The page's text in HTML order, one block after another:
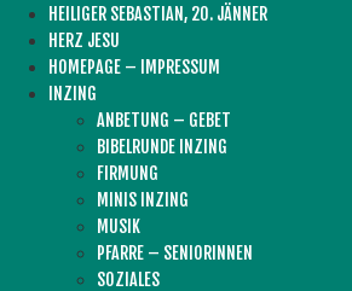
HEILIGER SEBASTIAN, 20. JÄNNER
HERZ JESU
HOMEPAGE – IMPRESSUM
INZING
ANBETUNG – GEBET
BIBELRUNDE INZING
FIRMUNG
MINIS INZING
MUSIK
PFARRE – SENIORINNEN
SOZIALES